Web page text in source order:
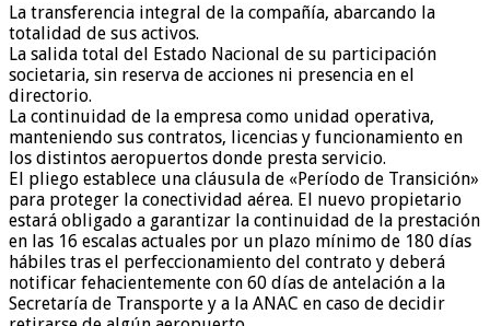
La transferencia integral de la compañía, abarcando la
totalidad de sus activos.
La salida total del Estado Nacional de su participación
societaria, sin reserva de acciones ni presencia en el
directorio.
La continuidad de la empresa como unidad operativa,
manteniendo sus contratos, licencias y funcionamiento en
los distintos aeropuertos donde presta servicio.
El pliego establece una cláusula de «Período de Transición»
para proteger la conectividad aérea. El nuevo propietario
estará obligado a garantizar la continuidad de la prestación
en las 16 escalas actuales por un plazo mínimo de 180 días
hábiles tras el perfeccionamiento del contrato y deberá
notificar fehacientemente con 60 días de antelación a la
Secretaría de Transporte y a la ANAC en caso de decidir